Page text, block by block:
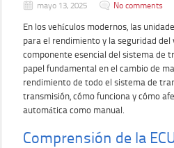
mayo 13, 2025 No comments
En los vehículos modernos, las
para el rendimiento y la seguridad del
componente esencial del sistema de
papel fundamental en el cambio de
rendimiento de todo el sistema de
transmisión, cómo funciona y cómo
automática como manual.
Comprensión de la